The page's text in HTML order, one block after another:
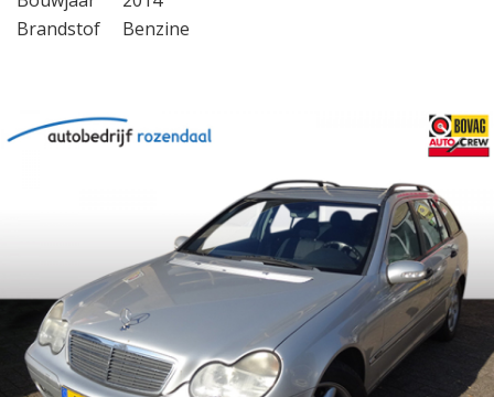
Brandstof
Benzine